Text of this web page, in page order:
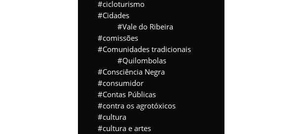
cicloturismo
Cidades
Vale do Ribeira
comissões
Comunidades tradicionais
Quilombolas
Consciência Negra
consumidor
Contas Públicas
contra os agrotóxicos
cultura
cultura e artes